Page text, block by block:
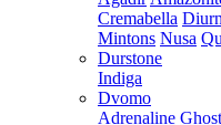
Cremabella
Mintons Nusa
Durstone
Indiga
Dvomo
Adrenaline Ghost